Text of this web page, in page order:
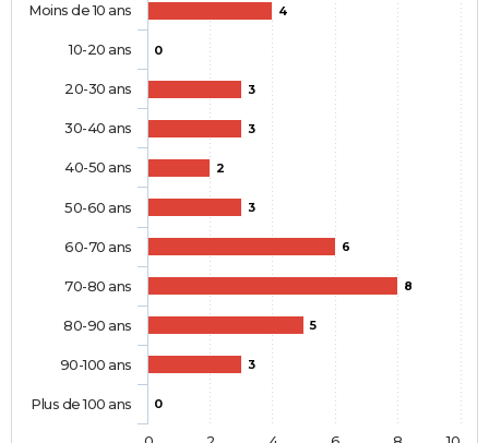
4
0
3
3
2
3
6
8
5
3
0
Moins de 10 ans
10-20 ans
20-30 ans
30-40 ans
40-50 ans
50-60 ans
60-70 ans
70-80 ans
80-90 ans
90-100 ans
Plus de 100 ans